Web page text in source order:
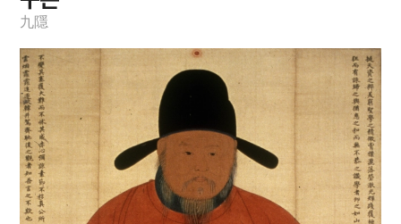
경북대학교 상주캠퍼스
9
10
1
금성대군
신위
낙화유수
九隱